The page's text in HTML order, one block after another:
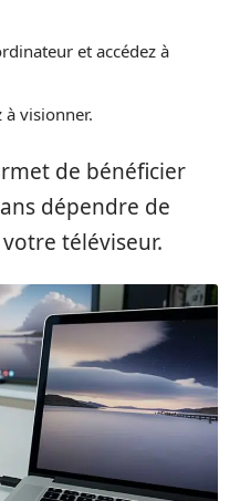
et accédez à
à visionner.
de bénéficier
dépendre de
téléviseur.